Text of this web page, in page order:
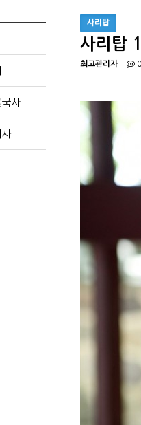
국사
사
사리탑
사리탑
최고관리자